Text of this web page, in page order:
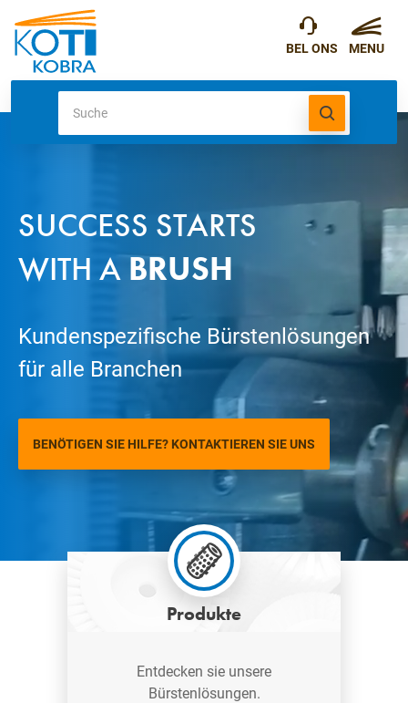
SUCCESS STARTS
WITH ABRUSH
Kundenspezifische Bürstenlösungen
für alle Branchen
BENÖTIGEN SIE HILFE? KONTAKTIEREN SIE UNS
Produkte
Entdecken sie unsere
Bürstenlösungen.